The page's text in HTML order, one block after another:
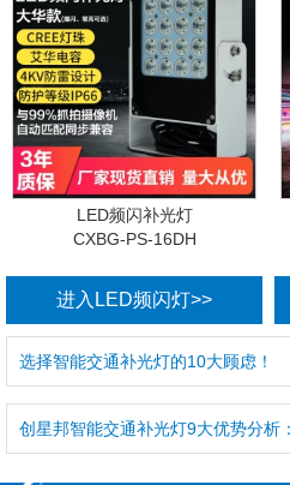
LED频闪补光灯
CXBG-PS-16DH
进入LED频闪灯>>
选择智能交通补光灯的10大顾虑！
创星邦智能交通补光灯9大优势分析：